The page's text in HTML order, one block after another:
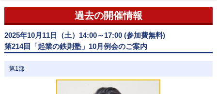
過去の開催情報
2025年10月11日（土）14:00～17:00 (参加費無料)
第214回「起業の鉄則塾」10月例会のご案内
第1部